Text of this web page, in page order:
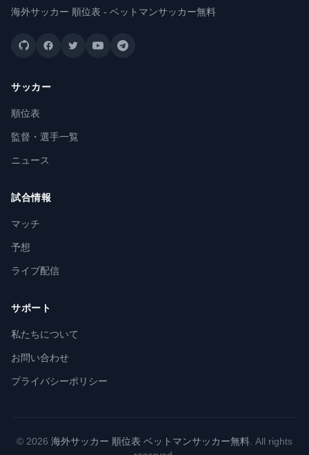
海外サッカー 順位表 - ベットマンサッカー無料
サッカー
順位表
監督・選手一覧
ニュース
試合情報
マッチ
予想
ライブ配信
サポート
私たちについて
お問い合わせ
プライバシーポリシー
© 2026 海外サッカー 順位表 ベットマンサッカー無料 . All rights